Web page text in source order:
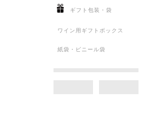
ギフト包装・袋
ワイン用ギフトボックス
紙袋・ビニール袋